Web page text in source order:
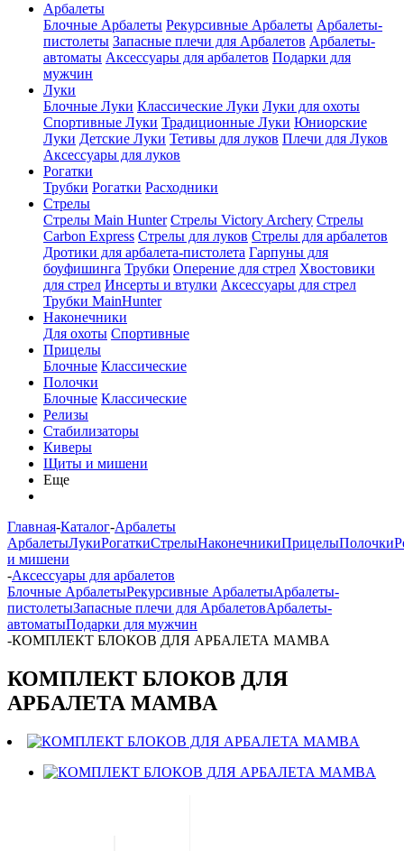
Арбалеты
Блочные Арбалеты Рекурсивные Арбалеты Арбалеты-
пистолеты Запасные плечи для Арбалетов Арбалеты-
автоматы Аксессуары для арбалетов Подарки для
мужчин
Луки
Блочные Луки Классические Луки Луки для охоты
Спортивные Луки Традиционные Луки Юниорские
Луки Детские Луки Тетивы для луков Плечи для Луков
Аксессуары для луков
Рогатки
Трубки Рогатки Расходники
Стрелы
Стрелы Main Hunter Стрелы Victory Archery Стрелы
Carbon Express Стрелы для луков Стрелы для арбалетов
Дротики для арбалета-пистолета Гарпуны для
боуфишинга Трубки Оперение для стрел Хвостовики
для стрел Инсерты и втулки Аксессуары для стрел
Трубки MainHunter
Наконечники
Для охоты Спортивные
Прицелы
Блочные Классические
Полочки
Блочные Классические
Релизы
Стабилизаторы
Киверы
Щиты и мишени
Еще
Главная-Каталог-Арбалеты
АрбалетыЛукиРогаткиСтрелыНаконечникиПрицелыПолочки
и мишени
-Аксессуары для арбалетов
Блочные АрбалетыРекурсивные АрбалетыАрбалеты-
пистолетыЗапасные плечи для АрбалетовАрбалеты-
автоматыПодарки для мужчин
-КОМПЛЕКТ БЛОКОВ ДЛЯ АРБАЛЕТА MAMBA
КОМПЛЕКТ БЛОКОВ ДЛЯ
АРБАЛЕТА MAMBA